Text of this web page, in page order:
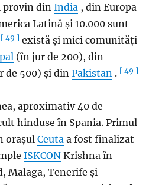
provin dinIndia , din Europa
Latină și 10.000 sunt
[ 49 ] există și mici comunități
(în jur de 200), din
de 500) și dinPakistan .[ 49 ]
aproximativ 40 de
hinduse în Spania. Primul
orașulCeuta a fost finalizat
ISKCON Krishna în
Malaga, Tenerife și